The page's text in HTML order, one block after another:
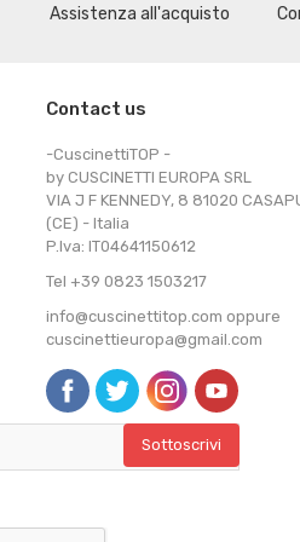
Assistenza all'acquisto
Contact us
-CuscinettiTOP -
by CUSCINETTI EUROPA SRL
VIA J F KENNEDY, 8 81020
(CE) - Italia
P.Iva: IT04641150612
Tel +39 0823 1503217
info@cuscinettitop.com oppure
cuscinettieuropa@gmail.com